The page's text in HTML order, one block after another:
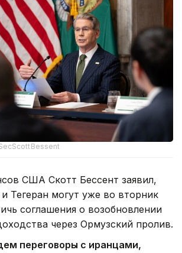
США Скотт Бессент заявил,
Тегеран могут уже во вторник
соглашения о возобновлении
через Ормузский пролив.
переговоры с иранцами,